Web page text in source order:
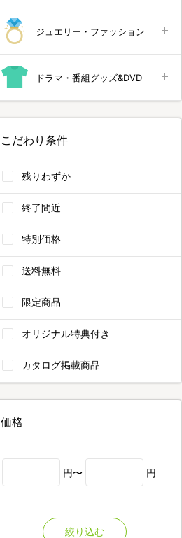
ジュエリー・ファッション
ドラマ・番組グッズ&DVD
こだわり条件
残りわずか
終了間近
特別価格
送料無料
限定商品
オリジナル特典付き
カタログ掲載商品
価格
円〜 円
絞り込む